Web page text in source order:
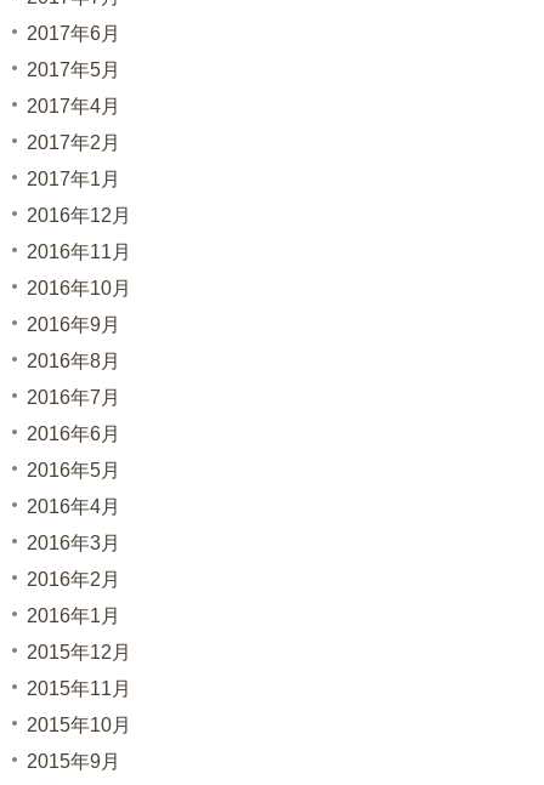
2017年6月
2017年5月
2017年4月
2017年2月
2017年1月
2016年12月
2016年11月
2016年10月
2016年9月
2016年8月
2016年7月
2016年6月
2016年5月
2016年4月
2016年3月
2016年2月
2016年1月
2015年12月
2015年11月
2015年10月
2015年9月